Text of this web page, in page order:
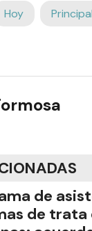
Hoy
de
de trata